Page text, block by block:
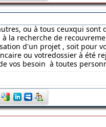
ou à tous ceuxqui sont
la recherche de
d'un projet , soit pour
ou votredossier à été
vos besoin à toutes